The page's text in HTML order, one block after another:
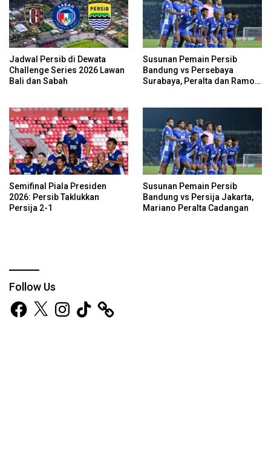
Jadwal Persib di Dewata
Challenge Series 2026 Lawan
Bali dan Sabah
Susunan Pemain Persib
Bandung vs Persebaya
Surabaya, Peralta dan Ramon
Semifinal Piala Presiden
2026: Persib Taklukkan
Persija 2-1
Susunan Pemain Persib
Bandung vs Persija Jakarta,
Mariano Peralta Cadangan
Follow Us
Facebook
X Instagram
TikTok